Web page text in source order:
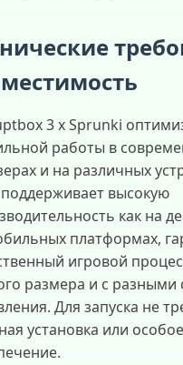
3 x Sprunki
работы в
и на различных
высокую
как на
платформах,
игровой
размера и с разными
Для запуска не
установка или